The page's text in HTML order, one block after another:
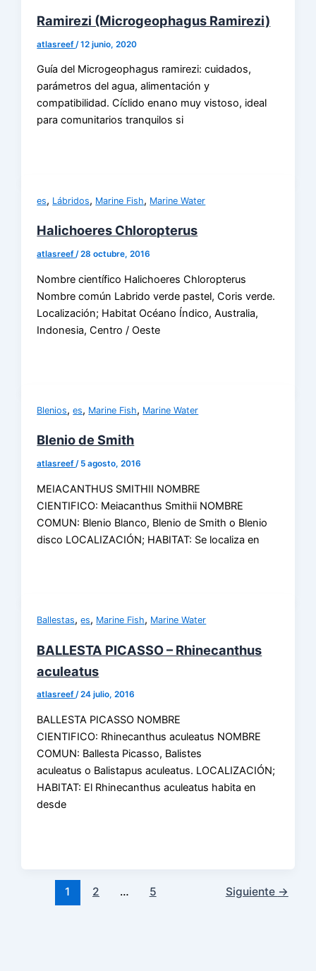
Ramirezi (Microgeophagus Ramirezi)
atlasreef /12 junio, 2020
Guía del Microgeophagus ramirezi: cuidados,
parámetros del agua, alimentación y
compatibilidad. Cíclido enano muy vistoso, ideal
para comunitarios tranquilos si
es, Lábridos, Marine Fish, Marine Water
Halichoeres Chloropterus
atlasreef/28 octubre, 2016
Nombre científico Halichoeres Chloropterus
Nombre común Labrido verde pastel, Coris verde.
Localización; Habitat Océano Índico, Australia,
Indonesia, Centro / Oeste
Blenios,es, Marine Fish, Marine Water
Blenio de Smith
atlasreef/ 5 agosto, 2016
MEIACANTHUS SMITHII NOMBRE
CIENTIFICO: Meiacanthus Smithii NOMBRE
COMUN: Blenio Blanco, Blenio de Smith o Blenio
disco LOCALIZACIÓN; HABITAT: Se localiza en
Ballestas,es, Marine Fish, Marine Water
BALLESTA PICASSO – Rhinecanthus
aculeatus
atlasreef/24 julio, 2016
BALLESTA PICASSO NOMBRE
CIENTIFICO: Rhinecanthus aculeatus NOMBRE
COMUN: Ballesta Picasso, Balistes
aculeatus o Balistapus aculeatus. LOCALIZACIÓN;
HABITAT: El Rhinecanthus aculeatus habita en
desde
1 2 … 5 Siguiente →